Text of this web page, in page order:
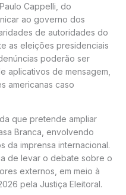
Cappelli, do
ao governo dos
de autoridades do
as eleições presidenciais
poderão ser
aplicativos de mensagem,
americanas caso
que pretende ampliar
Branca, envolvendo
da imprensa internacional.
de levar o debate sobre o
externos, em meio à
pela Justiça Eleitoral.